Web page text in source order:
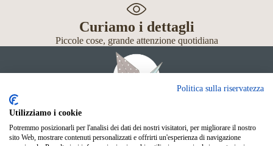
Curiamo i dettagli
Piccole cose, grande attenzione quotidiana
Giochi
Neonato
Politica sulla riservatezza
Utilizziamo i cookie
Potremmo posizionarli per l'analisi dei dati dei nostri visitatori, per migliorare il nostro
sito Web, mostrare contenuti personalizzati e offrirti un'esperienza di navigazione